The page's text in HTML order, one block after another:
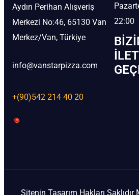
Aydın Perihan Alışveriş
Merkezi No:46, 65130 Van
Merkez/Van, Türkiye
info@vanstarpizza.com
+(90)542 214 40 20
22:00
Sitenin Tasarım Hakları Saklıdır